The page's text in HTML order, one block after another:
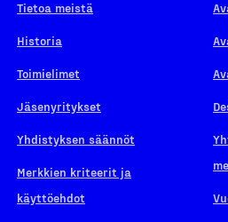
Tietoa meistä
Historia
Toimielimet
Jäsenyritykset
Yhdistyksen säännöt
Merkkien kriteerit ja
käyttöehdot